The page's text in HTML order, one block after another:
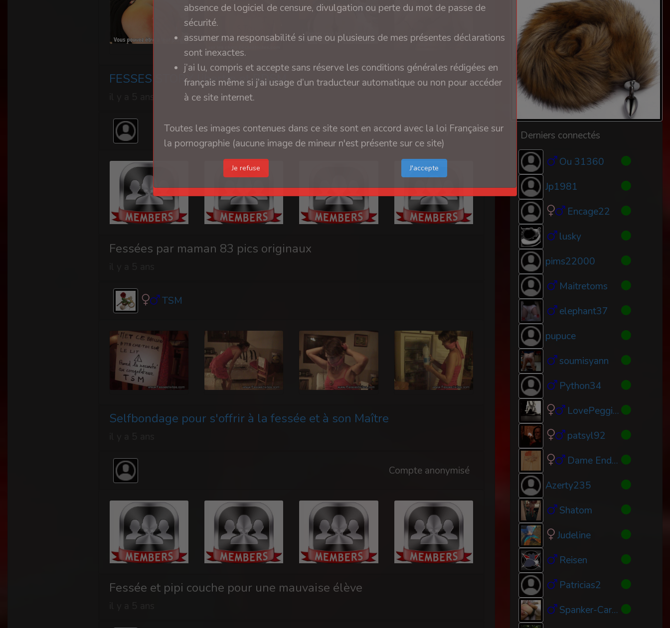
FESSES STORY libertin et BDSM
Compte anonymisé
Fessées par maman 83 pics originaux
TSM
Selfbondage pour s'offrir à la fessée et à son Maître
Compte anonymisé
Fessée et pipi couche pour une mauvaise élève
Derniers connectés
Ou 31360
Jp1981
Encage22
lusky
pims22000
Maitretoms
elephant37
pupuce
soumisyann
Python34
LovePegging
patsyl92
Dame Endura
Azerty235
Shatom
Judeline
Reisen
Patricias2
Spanker-Care-75
absence de logiciel de censure, divulgation ou perte du mot de passe de
sécurité.
assumer ma responsabilité si une ou plusieurs de mes présentes déclarations
sont inexactes.
j’ai lu, compris et accepte sans réserve les conditions générales rédigées en
français même si j’ai usage d’un traducteur automatique ou non pour accéder
à ce site internet.
Toutes les images contenues dans ce site sont en accord avec la loi Française sur
la pornographie (aucune image de mineur n'est présente sur ce site)
Je refuse